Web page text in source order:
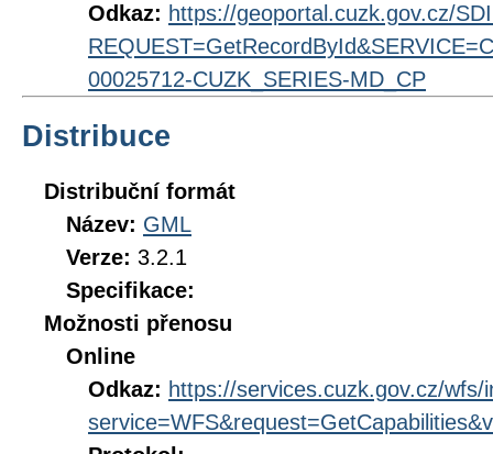
Odkaz: https://geoportal.cuzk.gov.cz/
00025712-CUZK_SERIES-MD_CP
Distribuce
Distribuční formát
Název: GML
Verze: 3.2.1
Specifikace:
Možnosti přenosu
Online
Odkaz: https://services.cuzk.gov.cz/wfs/